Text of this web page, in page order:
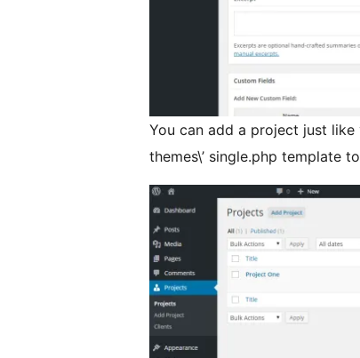
You can add a project just
themes\’ single.php template